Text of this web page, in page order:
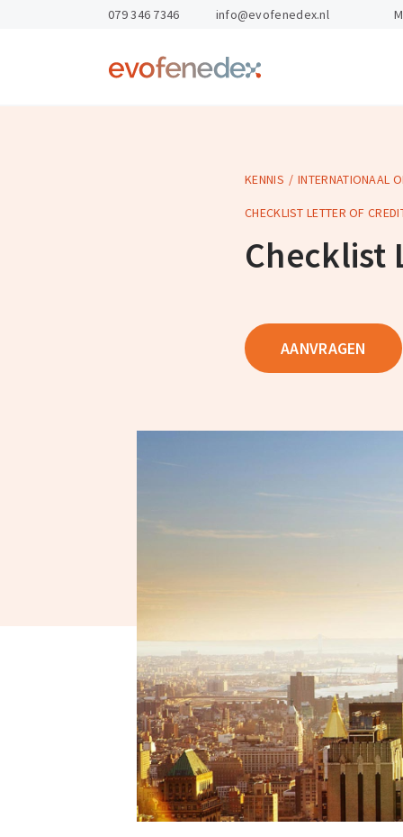
Return
Kennis & Advies Gevaarlijke
Personeel en
Arbo &
Magazijnen
079 346 7346 info@evofenedex.nl
KENNIS INTERNATIONAAL
CHECKLIST LETTER OF
Checklist
AANVRAGEN